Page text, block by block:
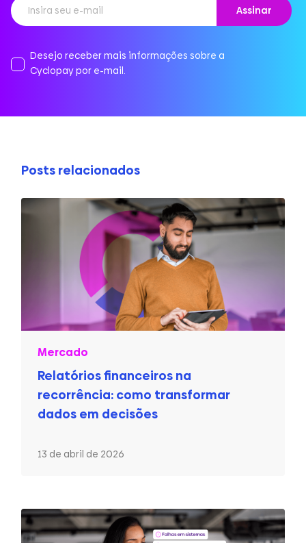
Desejo receber mais informações sobre a
Cyclopay por e-mail.
Posts relacionados
Mercado
Relatórios financeiros na
recorrência: como transformar
dados em decisões
13 de abril de 2026